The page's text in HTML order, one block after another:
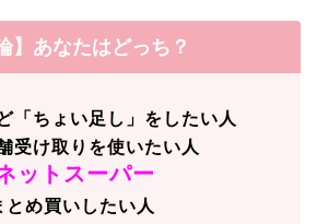
】あなたはどっち？
「ちょい足し」をしたい人
受け取りを使いたい人
ットスーパー
とめ買いしたい人